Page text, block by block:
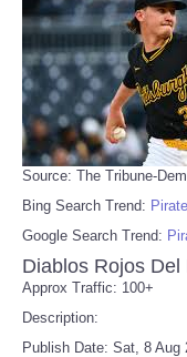
Source: The Tribune-
Bing Search Trend:
Google Search Trend:
Diablos Rojos Del
Approx Traffic: 100+
Description:
Publish Date: Sat, 8 Aug